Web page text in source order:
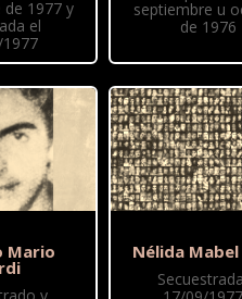
1977 y
el
Mario
septiembre u
de 1976
Nélida Mabel